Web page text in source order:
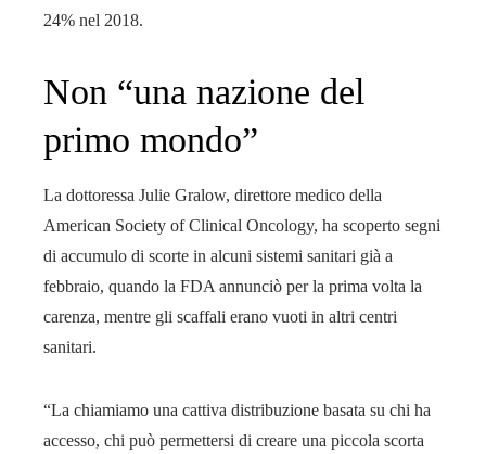
24% nel 2018.
Non “una nazione del
primo mondo”
La dottoressa Julie Gralow, direttore medico della
American Society of Clinical Oncology, ha scoperto segni
di accumulo di scorte in alcuni sistemi sanitari già a
febbraio, quando la FDA annunciò per la prima volta la
carenza, mentre gli scaffali erano vuoti in altri centri
sanitari.
“La chiamiamo una cattiva distribuzione basata su chi ha
accesso, chi può permettersi di creare una piccola scorta